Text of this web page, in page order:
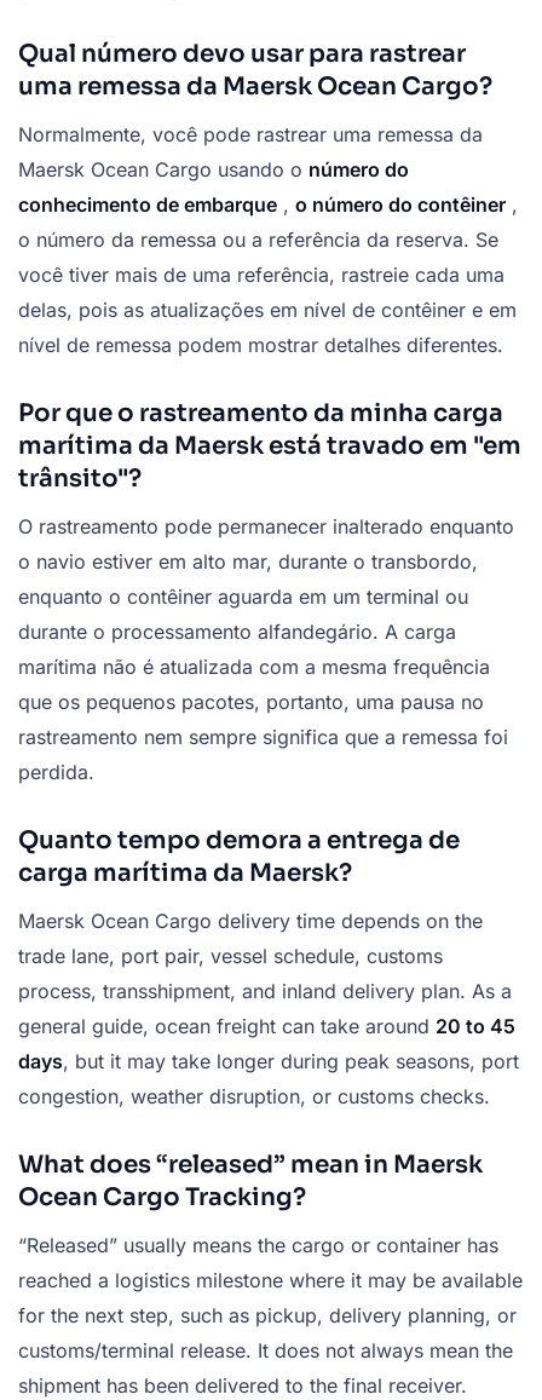
Qual número devo usar para rastrear
uma remessa da Maersk Ocean Cargo?
Normalmente, você pode rastrear uma remessa da
Maersk Ocean Cargo usando o número do
conhecimento de embarque , o número do contêiner ,
o número da remessa ou a referência da reserva. Se
você tiver mais de uma referência, rastreie cada uma
delas, pois as atualizações em nível de contêiner e em
nível de remessa podem mostrar detalhes diferentes.
Por que o rastreamento da minha carga
marítima da Maersk está travado em "em
trânsito"?
O rastreamento pode permanecer inalterado enquanto
o navio estiver em alto mar, durante o transbordo,
enquanto o contêiner aguarda em um terminal ou
durante o processamento alfandegário. A carga
marítima não é atualizada com a mesma frequência
que os pequenos pacotes, portanto, uma pausa no
rastreamento nem sempre significa que a remessa foi
perdida.
Quanto tempo demora a entrega de
carga marítima da Maersk?
Maersk Ocean Cargo delivery time depends on the
trade lane, port pair, vessel schedule, customs
process, transshipment, and inland delivery plan. As a
general guide, ocean freight can take around 20 to 45
days, but it may take longer during peak seasons, port
congestion, weather disruption, or customs checks.
What does “released” mean in Maersk
Ocean Cargo Tracking?
“Released” usually means the cargo or container has
reached a logistics milestone where it may be available
for the next step, such as pickup, delivery planning, or
customs/terminal release. It does not always mean the
shipment has been delivered to the final receiver.